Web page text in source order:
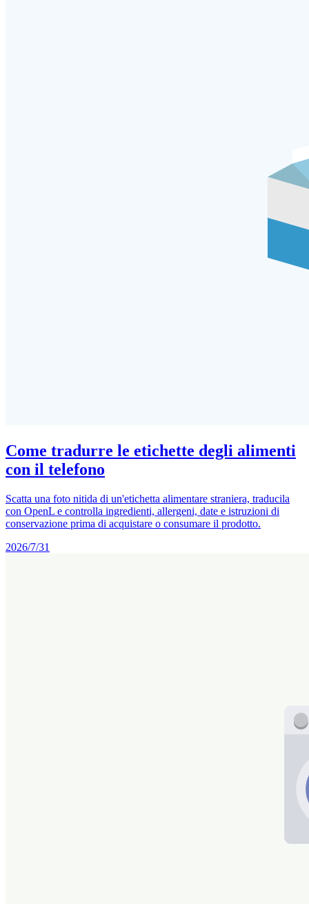
Come tradurre le etichette degli alimenti
con il telefono
Scatta una foto nitida di un'etichetta alimentare straniera, traducila
con OpenL e controlla ingredienti, allergeni, date e istruzioni di
conservazione prima di acquistare o consumare il prodotto.
2026/7/31